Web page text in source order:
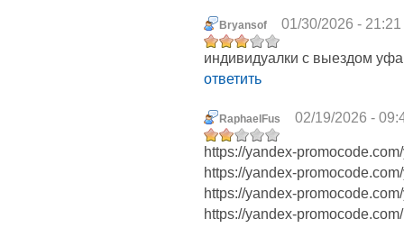
Bryansof 01/30/2026 - 21:21
индивидуалки с выездом
ответить
RaphaelFus 02/19/2026 -
https://yandex-
https://yandex-
https://yandex-
https://yandex-